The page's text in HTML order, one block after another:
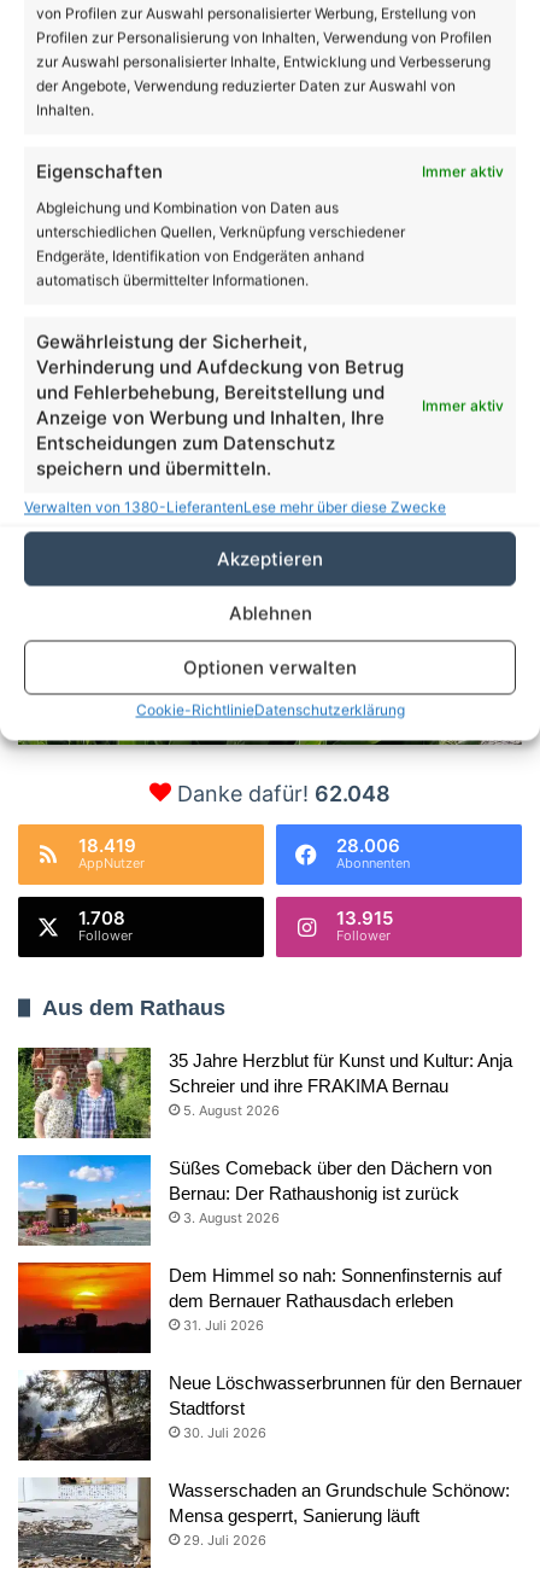
von Profilen zur Auswahl personalisierter Werbung, Erstellung von
Profilen zur Personalisierung von Inhalten, Verwendung von Profilen
zur Auswahl personalisierter Inhalte, Entwicklung und Verbesserung
der Angebote, Verwendung reduzierter Daten zur Auswahl von
Inhalten.
Eigenschaften
Immer aktiv
Abgleichung und Kombination von Daten aus
unterschiedlichen Quellen, Verknüpfung verschiedener
Endgeräte, Identifikation von Endgeräten anhand
automatisch übermittelter Informationen.
Gewährleistung der Sicherheit,
Verhinderung und Aufdeckung von Betrug
und Fehlerbehebung, Bereitstellung und
Anzeige von Werbung und Inhalten, Ihre
Entscheidungen zum Datenschutz
speichern und übermitteln.
Immer aktiv
Verwalten von 1380-LieferantenLese mehr über diese Zwecke
Akzeptieren
Ablehnen
Optionen verwalten
Cookie-RichtlinieDatenschutzerklärung
Bernau: Neue Grundschule in Schönow freut sich
Volltextsuche
Bernau
Klarer Himmel
23
46%
25 32
So.
29
Mo.
22
Di.
25
Danke dafür! 62.048
18.419
AppNutzer
28.006
Abonnenten
1.708
Follower
13.915
Follower
Aus dem Rathaus
35 Jahre Herzblut für Kunst und Kultur: Anja
Schreier und ihre FRAKIMA Bernau
5. August 2026
Süßes Comeback über den Dächern von
Bernau: Der Rathaushonig ist zurück
3. August 2026
Dem Himmel so nah: Sonnenfinsternis auf
dem Bernauer Rathausdach erleben
31. Juli 2026
Neue Löschwasserbrunnen für den Bernauer
Stadtforst
30. Juli 2026
Wasserschaden an Grundschule Schönow:
Mensa gesperrt, Sanierung läuft
29. Juli 2026